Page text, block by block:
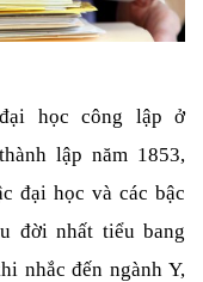
học công lập ở
lập năm 1853,
đại học và các bậc
đời nhất tiểu bang
nhắc đến ngành Y,